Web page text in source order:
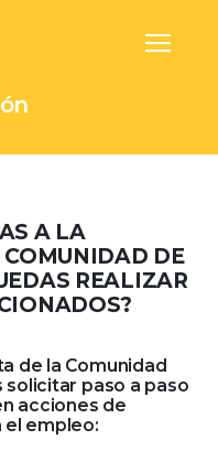
A LA
DE
REALIZAR
de la Comunidad
solicitar paso a paso
acciones de
empleo: